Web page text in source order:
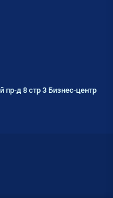
пр-д 8 стр 3 Бизнес-центр